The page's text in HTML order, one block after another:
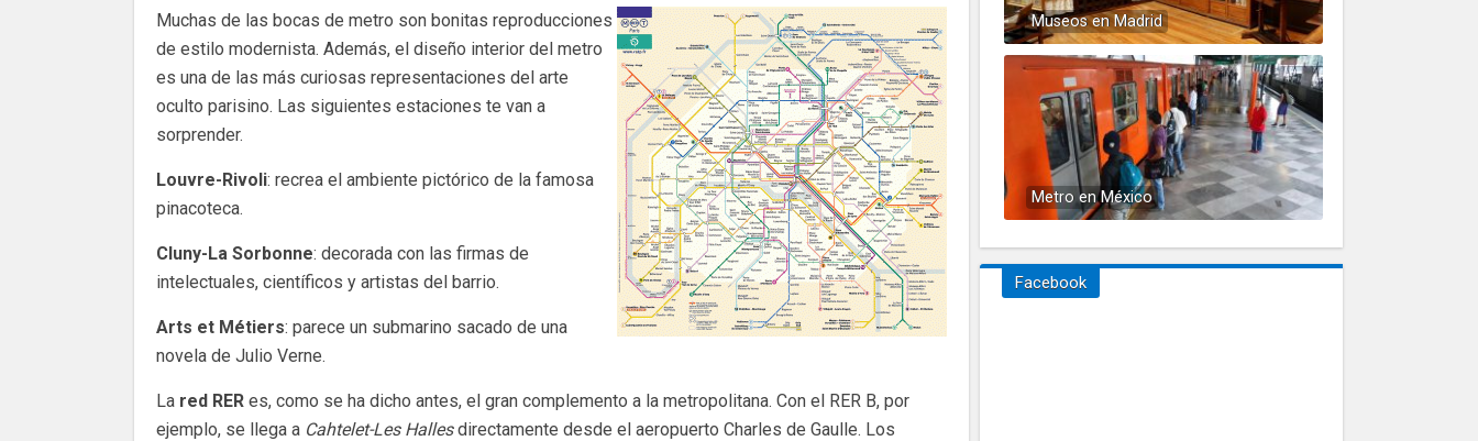
Muchas de las bocas de metro son bonitas reproducciones
de estilo modernista. Además, el diseño interior del metro
es una de las más curiosas representaciones del arte
oculto parisino. Las siguientes estaciones te van a
sorprender.
Louvre-Rivoli: recrea el ambiente pictórico de la famosa
pinacoteca.
Cluny-La Sorbonne: decorada con las firmas de
intelectuales, científicos y artistas del barrio.
Arts et Métiers: parece un submarino sacado de una
novela de Julio Verne.
La red RER es, como se ha dicho antes, el gran complemento a la metropolitana. Con el RER B, por
ejemplo, se llega a Cahtelet-Les Hallesdirectamente desde el aeropuerto Charles de Gaulle. Los
Museos en Madrid
Metro en México
Facebook